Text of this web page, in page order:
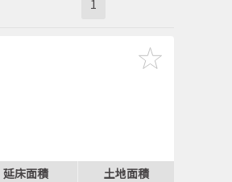
延床面積 土地面積